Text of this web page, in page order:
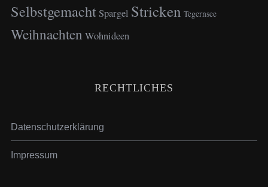
SelbstgemachtSpargel Stricken Tegernsee
Weihnachten Wohnideen
RECHTLICHES
Datenschutzerklärung
Impressum